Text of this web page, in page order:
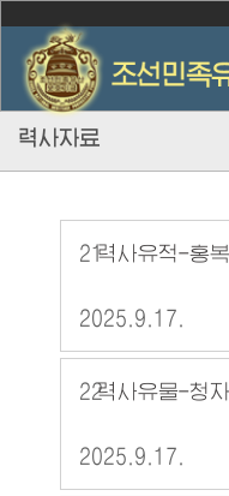
력사자료
21력사유적-홍
2025.9.17.
22력사유물-청
2025.9.17.